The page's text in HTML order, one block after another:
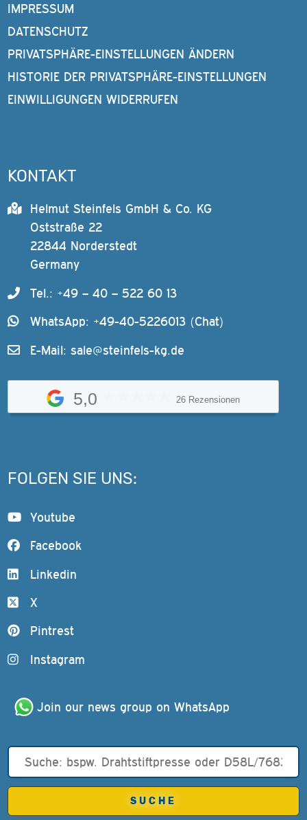
IMPRESSUM
DATENSCHUTZ
PRIVATSPHÄRE-EINSTELLUNGEN ÄNDERN
HISTORIE DER PRIVATSPHÄRE-EINSTELLUNGEN
EINWILLIGUNGEN WIDERRUFEN
KONTAKT
Helmut Steinfels GmbH & Co. KG
Oststraße 22
22844 Norderstedt
Germany
Tel.: +49 – 40 – 522 60 13
WhatsApp: +49-40-5226013 (Chat)
E-Mail: sale@steinfels-kg.de
5,0 26 Rezensionen
FOLGEN SIE UNS:
Youtube
Facebook
Linkedin
X
Pintrest
Instagram
Join our news group on WhatsApp